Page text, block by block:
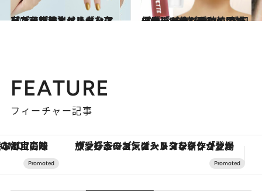
2024.10.26
【プチプラ】エレガンス ラズル新作ネイル ハマったら抜け出せません！ ワンアンドオンリーな存在
ビューティ＆ヘルス 2025.3.15
【大人が使いたい韓国コスメ】プチプラなのに超優秀「アイムミミ」 リップもチークも瞬時に“韓国っぽい”を纏える！
ビューティ＆ヘルス
FEATURE
フィーチャー記事
ヴァシュロン・コンスタンタン「オーヴァーシーズ・オートマティック」。旅愛好家のお気に入りコレクションから、ジェンダーレスな新作が登場